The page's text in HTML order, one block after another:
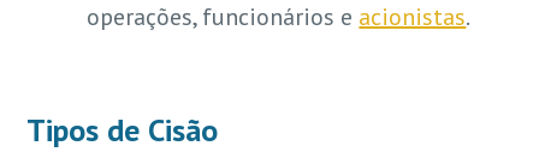
operações, funcionários e acionistas.
Tipos de Cisão